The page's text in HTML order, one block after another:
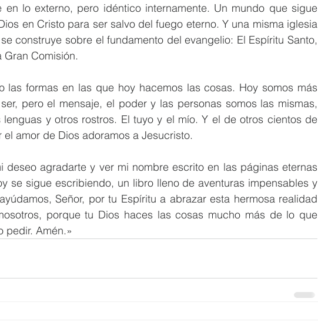
en lo externo, pero idéntico internamente. Un mundo que sigue
en Cristo para ser salvo del fuego eterno. Y una misma iglesia
construye sobre el fundamento del evangelio: El Espíritu Santo,
Gran Comisión.
las formas en las que hoy hacemos las cosas. Hoy somos más
pero el mensaje, el poder y las personas somos las mismas,
y otros rostros. El tuyo y el mío. Y el de otros cientos de
amor de Dios adoramos a Jesucristo.
deseo agradarte y ver mi nombre escrito en las páginas eternas
se sigue escribiendo, un libro lleno de aventuras impensables y
Señor, por tu Espíritu a abrazar esta hermosa realidad
porque tu Dios haces las cosas mucho más de lo que
pedir. Amén.»